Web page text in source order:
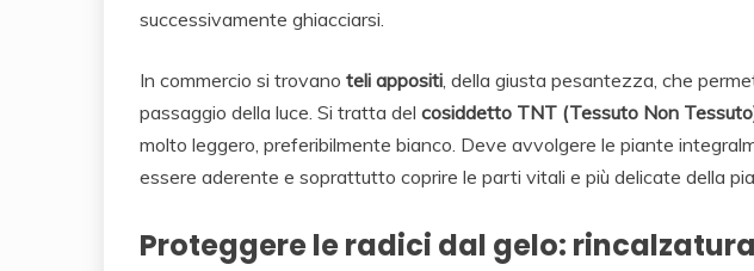
successivamente ghiacciarsi.
In commercio si trovano teli appositi , della giusta pesantezza, che
passaggio della luce. Si tratta del cosiddetto TNT (Tessuto Non
molto leggero, preferibilmente bianco. Deve avvolgere le piante
essere aderente e soprattutto coprire le parti vitali e più delicate della
Proteggere le radici dal gelo: